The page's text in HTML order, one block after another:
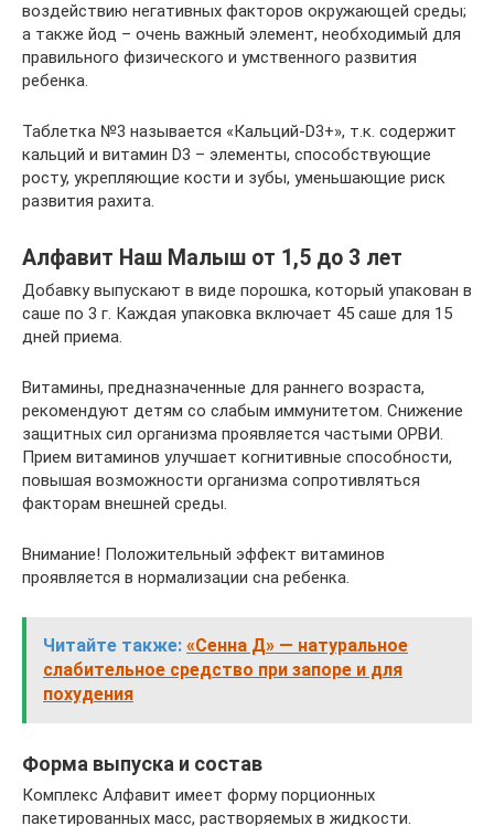
воздействию негативных факторов окружающей среды;
а также йод – очень важный элемент, необходимый для
правильного физического и умственного развития
ребенка.
Таблетка №3 называется «Кальций-D3+», т.к. содержит
кальций и витамин D3 – элементы, способствующие
росту, укрепляющие кости и зубы, уменьшающие риск
развития рахита.
Алфавит Наш Малыш от 1,5 до 3 лет
Добавку выпускают в виде порошка, который упакован в
саше по 3 г. Каждая упаковка включает 45 саше для 15
дней приема.
Витамины, предназначенные для раннего возраста,
рекомендуют детям со слабым иммунитетом. Снижение
защитных сил организма проявляется частыми ОРВИ.
Прием витаминов улучшает когнитивные способности,
повышая возможности организма сопротивляться
факторам внешней среды.
Внимание! Положительный эффект витаминов
проявляется в нормализации сна ребенка.
Читайте также: «Сенна Д» — натуральное
слабительное средство при запоре и для
похудения
Форма выпуска и состав
Комплекс Алфавит имеет форму порционных
пакетированных масс, растворяемых в жидкости.